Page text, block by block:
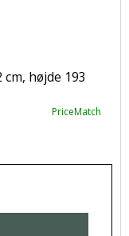
højde 193
PriceMatch